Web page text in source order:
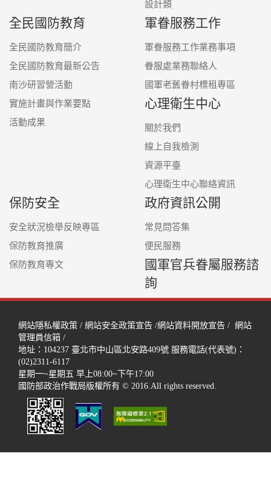
設計類
全民國防教育
全民國防教育簡介
全民國防教育最新公告
南沙研習營活動
實施計畫與作業要點
活動成果
軍眷服務工作
軍眷服務工作業務事項
眷服處業務聯絡人
國軍老舊眷村標租專區
心理衛生中心
關於我們
線上自我檢測
資源平臺
心理衛生中心聯絡資訊
保防安全
安全狀況檢舉反映專區
保防教育推廣
保防教育專文
政府資訊公開
常見問答集
便民服務
國軍官兵眷屬服務諮
詢
網站隱私權政策 / 網站安全政策宣告 /網站資料開放宣告 / 網站
管理員信箱 /
地址：104237 臺北市中山區北安路409號 服務電話(代表號)：
(02)2311-6117
星期一~星期五 早上08:00~下午17:00
國防部政治作戰局版權所有 © 2016.All rights reserved.